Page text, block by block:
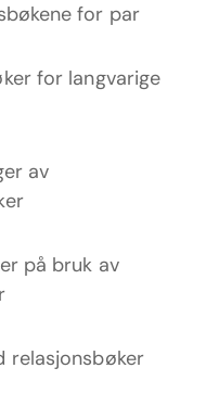
for par
for langvarige
av
på bruk av
relasjonsbøker